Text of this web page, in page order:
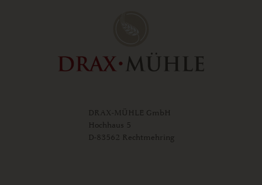
DRAX-MÜHLE GmbH
Hochhaus 5
D-83562 Rechtmehring